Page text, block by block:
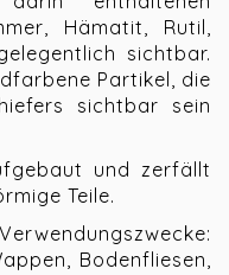
Hämatit, Rutil,
sichtbar.
Partikel, die
sichtbar sein
und zerfällt
Teile.
Bodenfliesen,